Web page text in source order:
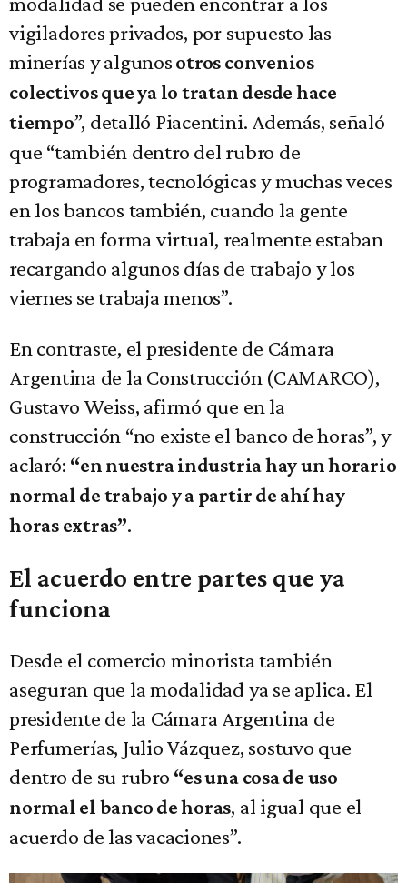
vigiladores privados, por supuesto las
minerías y algunos otros convenios
colectivos que ya lo tratan desde hace
tiempo”, detalló Piacentini. Además, señaló
que “también dentro del rubro de
programadores, tecnológicas y muchas veces
en los bancos también, cuando la gente
trabaja en forma virtual, realmente estaban
recargando algunos días de trabajo y los
viernes se trabaja menos”.
En contraste, el presidente de Cámara
Argentina de la Construcción (CAMARCO),
Gustavo Weiss, afirmó que en la
construcción “no existe el banco de horas”, y
aclaró: “en nuestra industria hay un horario
normal de trabajo y a partir de ahí hay
horas extras”.
El acuerdo entre partes que ya
funciona
Desde el comercio minorista también
aseguran que la modalidad ya se aplica. El
presidente de la Cámara Argentina de
Perfumerías, Julio Vázquez, sostuvo que
dentro de su rubro “es una cosa de uso
normal el banco de horas, al igual que el
acuerdo de las vacaciones”.